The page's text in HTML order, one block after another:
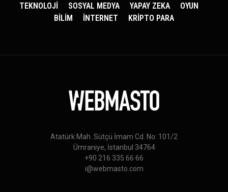
TEKNOLOJİ SOSYAL MEDYA YAPAY ZEKA
OYUN
BİLİM
İNTERNET KRİPTO PARA
Atatürk Mah. Sütçü İmam Cd. No: 101/2
Ümraniye, İstanbul 34764
+90 216 335 66 66
i@webmasto.com